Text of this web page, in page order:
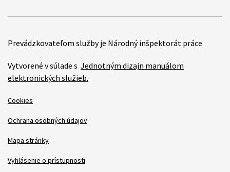
Prevádzkovateľom služby je Národný inšpektorát práce
Vytvorené v súlade s Jednotným dizajn manuálom
elektronických služieb.
Cookies
Ochrana osobných údajov
Mapa stránky
Vyhlásenie o prístupnosti